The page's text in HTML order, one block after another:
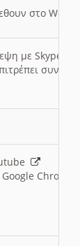
στο Word
με Skype
Chrome